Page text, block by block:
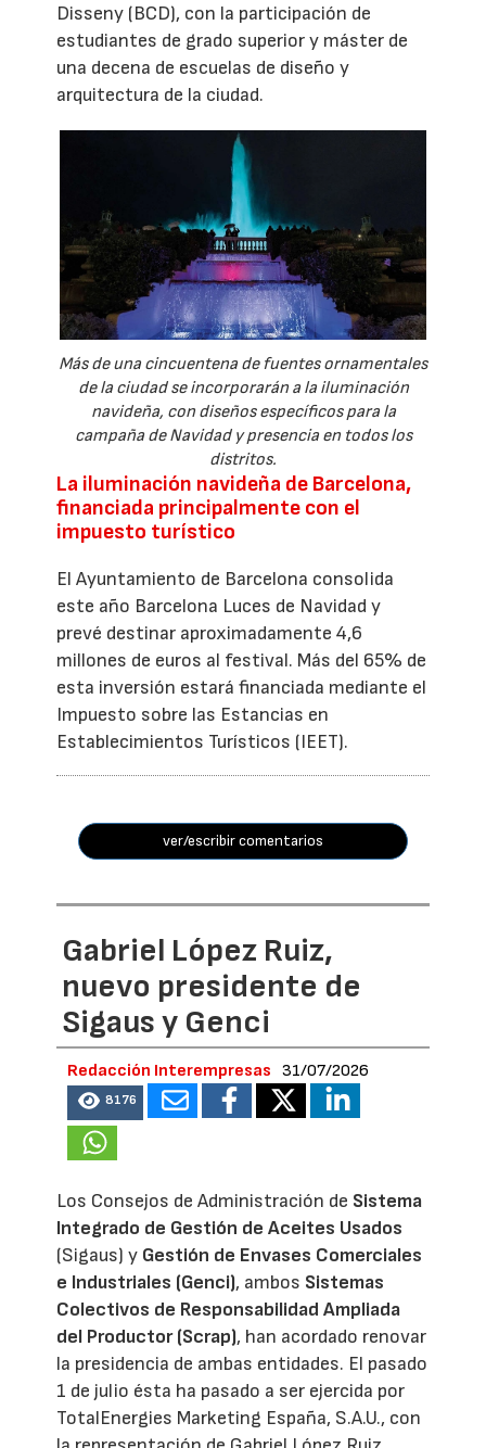
Disseny (BCD), con la participación de
estudiantes de grado superior y máster de
una decena de escuelas de diseño y
arquitectura de la ciudad.
Más de una cincuentena de fuentes ornamentales
de la ciudad se incorporarán a la iluminación
navideña, con diseños específicos para la
campaña de Navidad y presencia en todos los
distritos.
La iluminación navideña de Barcelona,
financiada principalmente con el
impuesto turístico
El Ayuntamiento de Barcelona consolida
este año Barcelona Luces de Navidad y
prevé destinar aproximadamente 4,6
millones de euros al festival. Más del 65% de
esta inversión estará financiada mediante el
Impuesto sobre las Estancias en
Establecimientos Turísticos (IEET).
ver/escribir comentarios
Gabriel López Ruiz,
nuevo presidente de
Sigaus y Genci
Redacción Interempresas 31/07/2026
8176
Los Consejos de Administración de Sistema
Integrado de Gestión de Aceites Usados
(Sigaus) y Gestión de Envases Comerciales
e Industriales (Genci), ambos Sistemas
Colectivos de Responsabilidad Ampliada
del Productor (Scrap), han acordado renovar
la presidencia de ambas entidades. El pasado
1 de julio ésta ha pasado a ser ejercida por
TotalEnergies Marketing España, S.A.U., con